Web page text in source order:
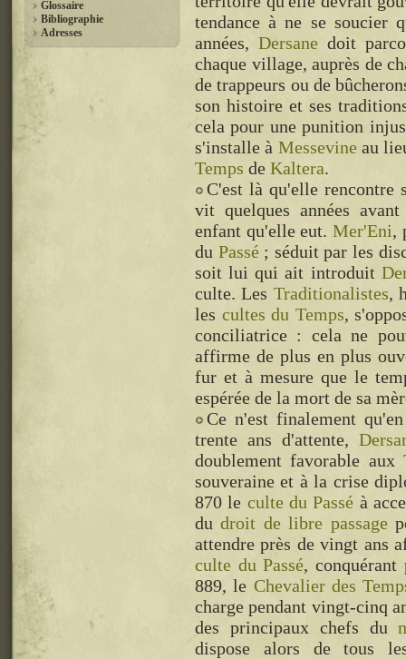
Glossaire
Bibliographie
Adresses
tendance à ne se soucier
années, Dersanedoit
chaque village, auprès de
de trappeurs ou de
son histoire et ses
cela pour une punition
s'installe à Messevineau
Temps de Kaltera.
C'est là qu'elle rencontre
vit quelques années
enfant qu'elle eut. Mer'Eni,
du Passé; séduit par les
soit lui qui ait introduit
culte. Les Traditionalistes,
les cultes du Temps,
conciliatrice : cela ne
affirme de plus en plus
fur et à mesure que le
espérée de la mort de sa
Ce n'est finalement
trente ans d'attente,
doublement favorable aux
souveraine et à la crise
870 le culte du Passé à
dudroit de libre passage
attendre près de vingt ans
culte du Passé, conquérant
889, le Chevalier des
charge pendant vingt-cinq
des principaux chefs du
dispose alors de tous